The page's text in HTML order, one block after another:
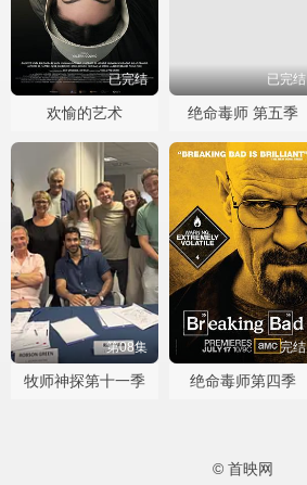
已完结
欢愉的艺术
已完结
绝命毒师 第五季
第08集
牧师神探第十一季
完结
绝命毒师第四季
© 首映网